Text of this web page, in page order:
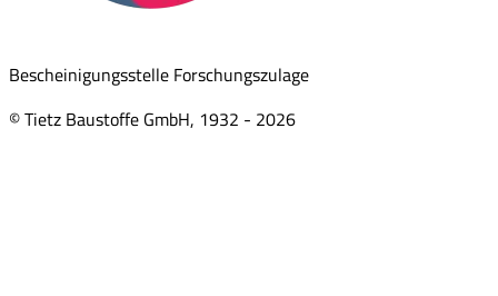
Bescheinigungsstelle Forschungszulage
© Tietz Baustoffe GmbH, 1932 - 2026